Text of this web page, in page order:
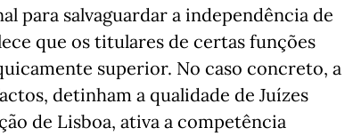
para salvaguardar a independência de
que os titulares de certas funções
superior. No caso concreto, a
detinham a qualidade de Juízes
de Lisboa, ativa a competência